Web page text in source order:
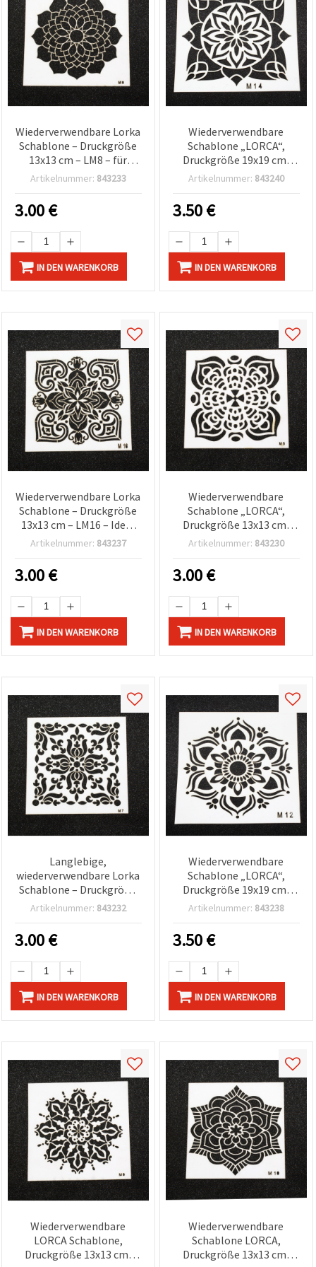
Wiederverwendbare Lorka
Schablone – Druckgröße
13x13 cm – LM8 – für
präzises Malen,
Artikelnummer: 843233
3.00€
IN DEN WARENKORB
Wiederverwendbare
Schablone „LORCA“,
Druckgröße 19x19 cm,
Design LM14
Artikelnummer: 843240
3.50€
IN DEN WARENKORB
Wiederverwendbare Lorka
Schablone – Druckgröße
13x13 cm – LM16 – Ideal
für präzises Dekorieren,
Artikelnummer: 843237
3.00€
IN DEN WARENKORB
Wiederverwendbare
Schablone „LORCA“,
Druckgröße 13x13 cm,
Design LM5
Artikelnummer: 843230
3.00€
IN DEN WARENKORB
Langlebige,
wiederverwendbare Lorka
Schablone – Druckgröße
13x13 cm – LM7 – für
& Dekorieren
(Bastelbedarf)
Artikelnummer: 843232
3.00€
IN DEN WARENKORB
Wiederverwendbare
Schablone „LORCA“,
Druckgröße 19x19 cm,
Design LM12
Artikelnummer: 843238
3.50€
IN DEN WARENKORB
Wiederverwendbare
LORCA Schablone,
Druckgröße 13x13 cm,
Wiederverwendbare
Schablone LORCA,
Druckgröße 13x13 cm,